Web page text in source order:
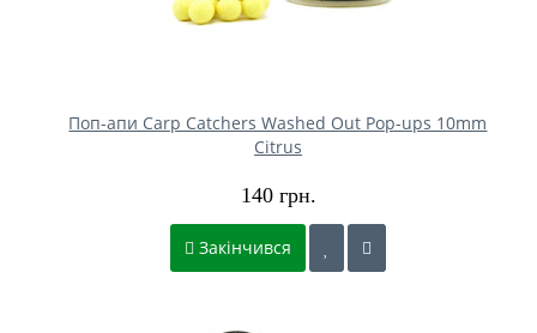
Поп-апи Carp Catchers Washed Out Pop-ups 10mm
Citrus
140 грн.
Закінчився